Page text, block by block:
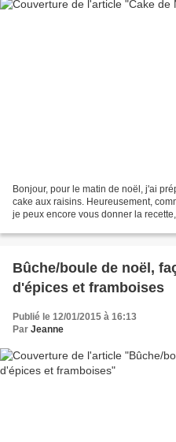
Bonjour, pour le matin de noël, j'ai
cake aux raisins. Heureusement,
je peux encore vous donner la
Bûche/boule de noël,
d'épices et framboises
Publié le 12/01/2015 à 16:13
Par Jeanne